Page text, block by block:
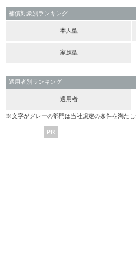
補償対象別ランキング
本人型
家族型
適用者別ランキング
適用者
※文字がグレーの部門は当社規定の条件を満た
PR